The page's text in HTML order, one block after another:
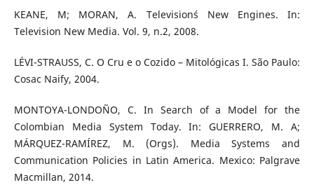
KEANE, M; MORAN, A. Television´s New Engines. In:
Television New Media. Vol. 9, n.2, 2008.
LÉVI-STRAUSS, C. O Cru e o Cozido – Mitológicas I. São Paulo:
Cosac Naify, 2004.
MONTOYA-LONDOÑO, C. In Search of a Model for the
Colombian Media System Today. In: GUERRERO, M. A;
MÁRQUEZ-RAMÍREZ, M. (Orgs). Media Systems and
Communication Policies in Latin America. Mexico: Palgrave
Macmillan, 2014.